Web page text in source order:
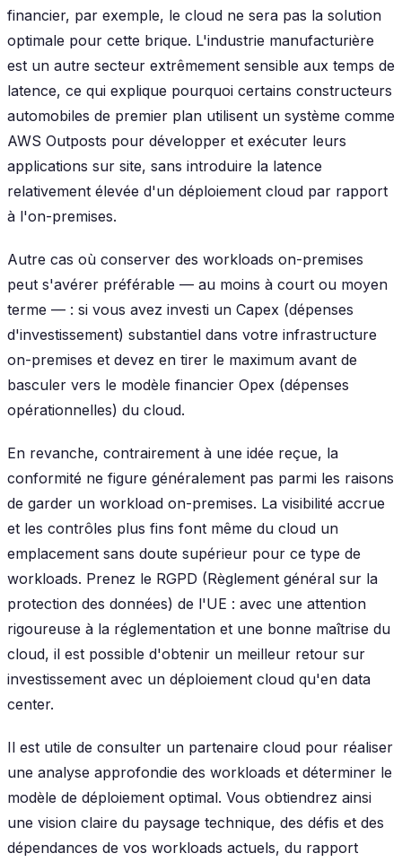
financier, par exemple, le cloud ne sera pas la solution
optimale pour cette brique. L'industrie manufacturière
est un autre secteur extrêmement sensible aux temps de
latence, ce qui explique pourquoi certains constructeurs
automobiles de premier plan utilisent un système comme
AWS Outposts pour développer et exécuter leurs
applications sur site, sans introduire la latence
relativement élevée d'un déploiement cloud par rapport
à l'on-premises.
Autre cas où conserver des workloads on-premises
peut s'avérer préférable — au moins à court ou moyen
terme — : si vous avez investi un Capex (dépenses
d'investissement) substantiel dans votre infrastructure
on-premises et devez en tirer le maximum avant de
basculer vers le modèle financier Opex (dépenses
opérationnelles) du cloud.
En revanche, contrairement à une idée reçue, la
conformité ne figure généralement pas parmi les raisons
de garder un workload on-premises. La visibilité accrue
et les contrôles plus fins font même du cloud un
emplacement sans doute supérieur pour ce type de
workloads. Prenez le RGPD (Règlement général sur la
protection des données) de l'UE : avec une attention
rigoureuse à la réglementation et une bonne maîtrise du
cloud, il est possible d'obtenir un meilleur retour sur
investissement avec un déploiement cloud qu'en data
center.
Il est utile de consulter un partenaire cloud pour réaliser
une analyse approfondie des workloads et déterminer le
modèle de déploiement optimal. Vous obtiendrez ainsi
une vision claire du paysage technique, des défis et des
dépendances de vos workloads actuels, du rapport